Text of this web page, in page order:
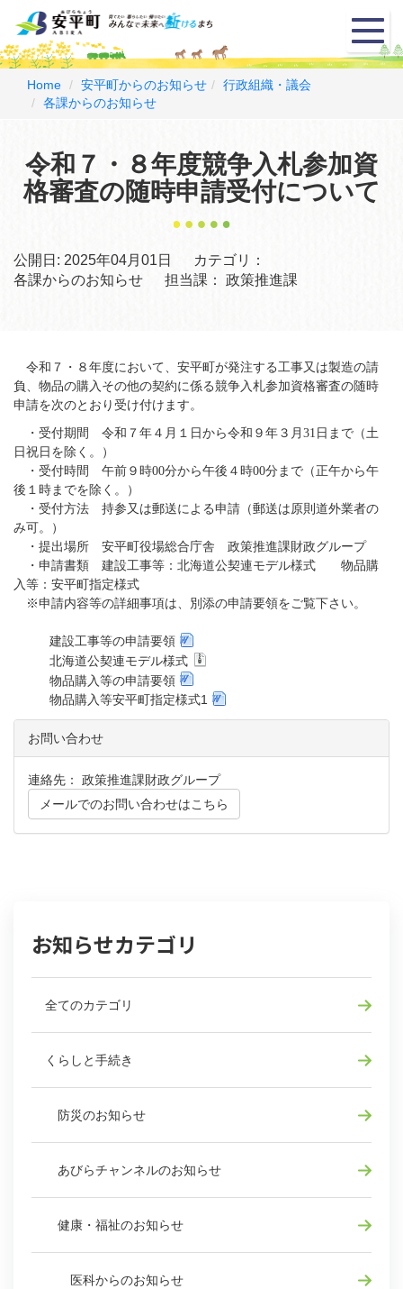
メ
ニ
ュ
Home 安平町からのお知らせ
行政組織・議会
各課からのお知らせ
令和７・８年度競争入札参加資
格審査の随時申請受付について
公開日: 2025年04月01日
カテゴリ：
各課からのお知らせ
担当課： 政策推進課
令和７・８年度において、安平町が発注する工事又は製造の請
負、物品の購入その他の契約に係る競争入札参加資格審査の随時
申請を次のとおり受け付けます。
・受付期間 令和７年４月１日から令和９年３月31日まで（土
日祝日を除く。）
・受付時間 午前９時00分から午後４時00分まで（正午から午
後１時までを除く。）
・受付方法 持参又は郵送による申請（郵送は原則道外業者の
み可。）
・提出場所 安平町役場総合庁舎 政策推進課財政グループ
・申請書類 建設工事等：北海道公契連モデル様式 物品購
入等：安平町指定様式
※申請内容等の詳細事項は、別添の申請要領をご覧下さい。
建設工事等の申請要領
北海道公契連モデル様式
物品購入等の申請要領
物品購入等安平町指定様式1
お問い合わせ
連絡先： 政策推進課財政グループ
メールでのお問い合わせはこちら
お知らせカテゴリ
全てのカテゴリ
くらしと手続き
防災のお知らせ
あびらチャンネルのお知らせ
健康・福祉のお知らせ
医科からのお知らせ